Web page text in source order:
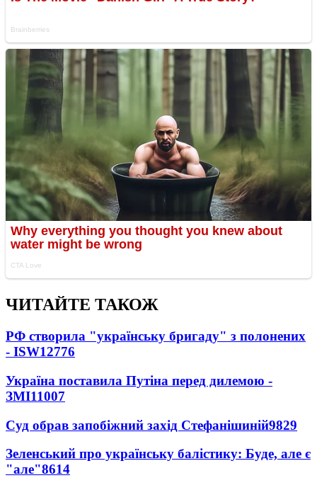
ЧИТАЙТЕ ТАКОЖ
РФ створила "українську бригаду" з полонених
- ISW12776
Україна поставила Путіна перед дилемою -
ЗМІ11007
Суд обрав запобіжний захід Стефанішиній9829
Зеленський про українську балістику: Буде, але є
"але"8614